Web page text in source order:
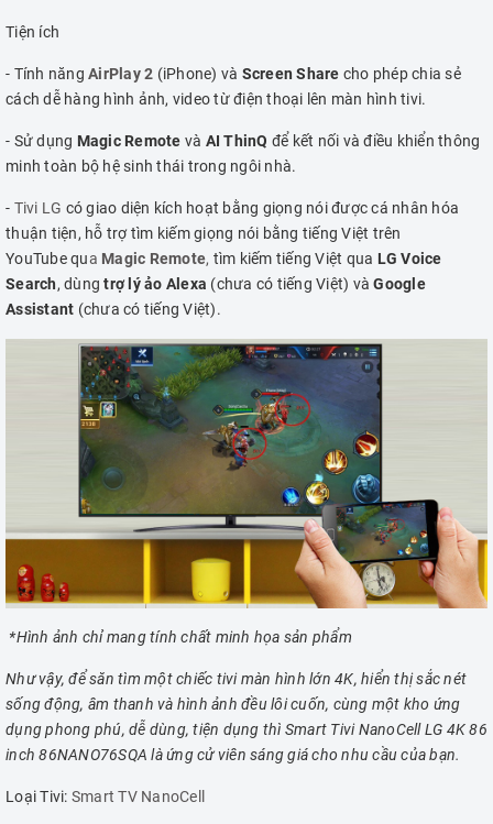
Tiện ích
- Tính năng AirPlay 2 (iPhone) và Screen Share cho phép chia sẻ
cách dễ hàng hình ảnh, video từ điện thoại lên màn hình tivi.
- Sử dụng Magic Remote và AI ThinQ để kết nối và điều khiển thông
minh toàn bộ hệ sinh thái trong ngôi nhà.
- Tivi LG có giao diện kích hoạt bằng giọng nói được cá nhân hóa
thuận tiện, hỗ trợ tìm kiếm giọng nói bằng tiếng Việt trên
YouTube qua Magic Remote, tìm kiếm tiếng Việt qua LG Voice
Search, dùngtrợ lý ảo Alexa (chưa có tiếng Việt) vàGoogle
Assistant (chưa có tiếng Việt).
*Hình ảnh chỉ mang tính chất minh họa sản phẩm
Như vậy, để săn tìm một chiếc tivi màn hình lớn 4K, hiển thị sắc nét
sống động, âm thanh và hình ảnh đều lôi cuốn, cùng một kho ứng
dụng phong phú, dễ dùng, tiện dụng thì Smart Tivi NanoCell LG 4K 86
inch 86NANO76SQA là ứng cử viên sáng giá cho nhu cầu của bạn.
Loại Tivi: Smart TV NanoCell